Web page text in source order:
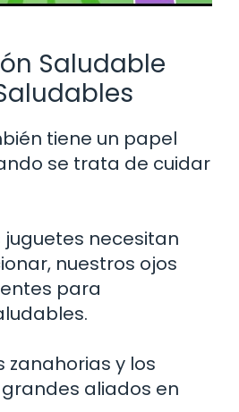
Saludable
tiene un papel
se trata de cuidar
juguetes necesitan
nuestros ojos
para
zanahorias y los
aliados en